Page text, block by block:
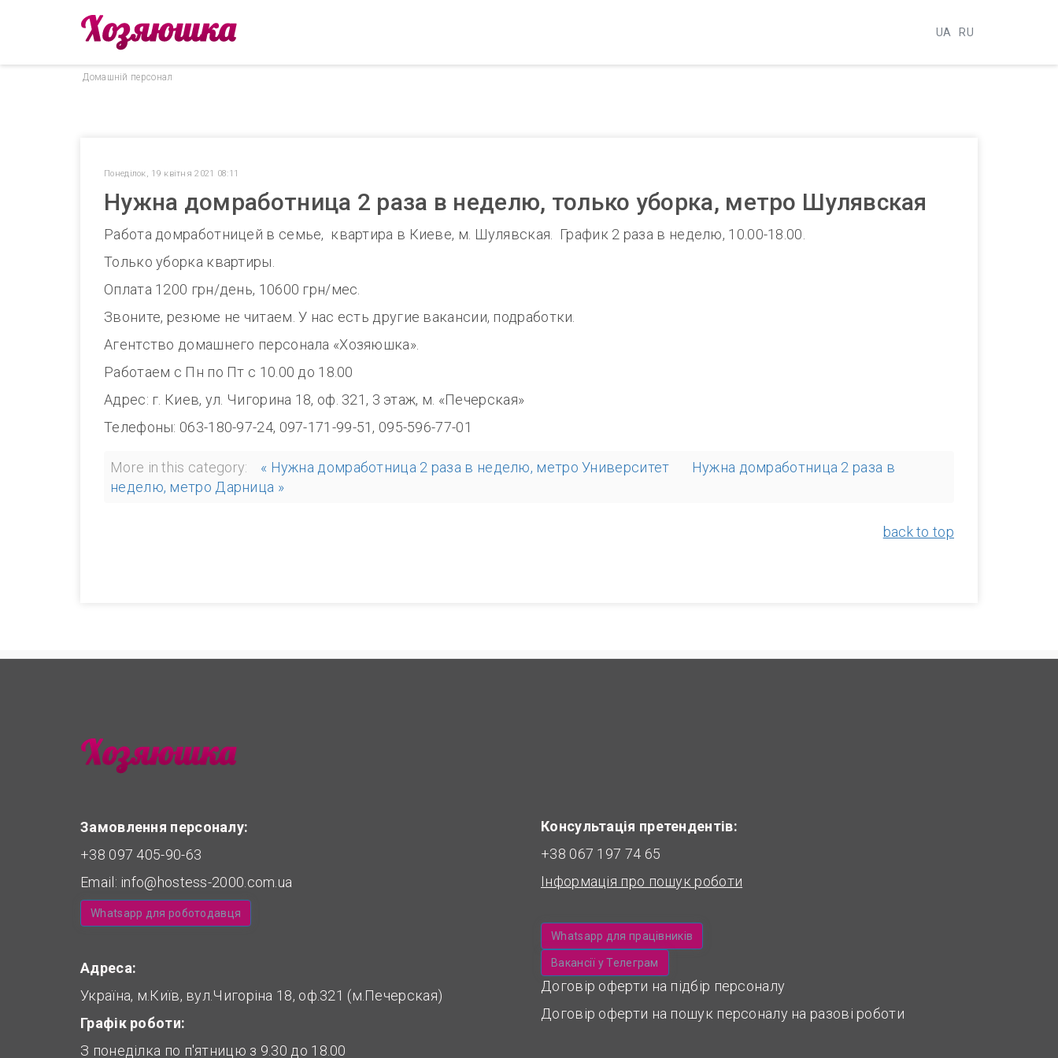
UA RU
Домашнiй персонал
Понеділок, 19 квітня 2021 08:11
Нужна домработница 2 раза в неделю, только уборка, метро Шулявская
Работа домработницей в семье, квартира в Киеве, м. Шулявская. График 2 раза в неделю, 10.00-18.00.
Только уборка квартиры.
Оплата 1200 грн/день, 10600 грн/мес.
Звоните, резюме не читаем. У нас есть другие вакансии, подработки.
Агентство домашнего персонала «Хозяюшка».
Работаем с Пн по Пт с 10.00 до 18.00
Адрес: г. Киев, ул. Чигорина 18, оф. 321, 3 этаж, м. «Печерская»
Телефоны: 063-180-97-24, 097-171-99-51, 095-596-77-01
More in this category: « Нужна домработница 2 раза в неделю, метро Университет
Нужна домработница 2 раза в
неделю, метро Дарница »
back to top
Замовлення персоналу:
+38 097 405-90-63
Email: info@hostess-2000.com.ua
Whatsapp для роботодавця
Адреса:
Україна, м.Київ, вул.Чигоріна 18, оф.321 (м.Печерская)
Графік роботи:
З понеділка по п'ятницю з 9.30 до 18.00
Консультація претендентів:
+38 067 197 74 65
Інформація про пошук роботи
Whatsapp для працівників
Вакансії у Телеграм
Договір оферти на підбір персоналу
Договір оферти на пошук персоналу на разові роботи